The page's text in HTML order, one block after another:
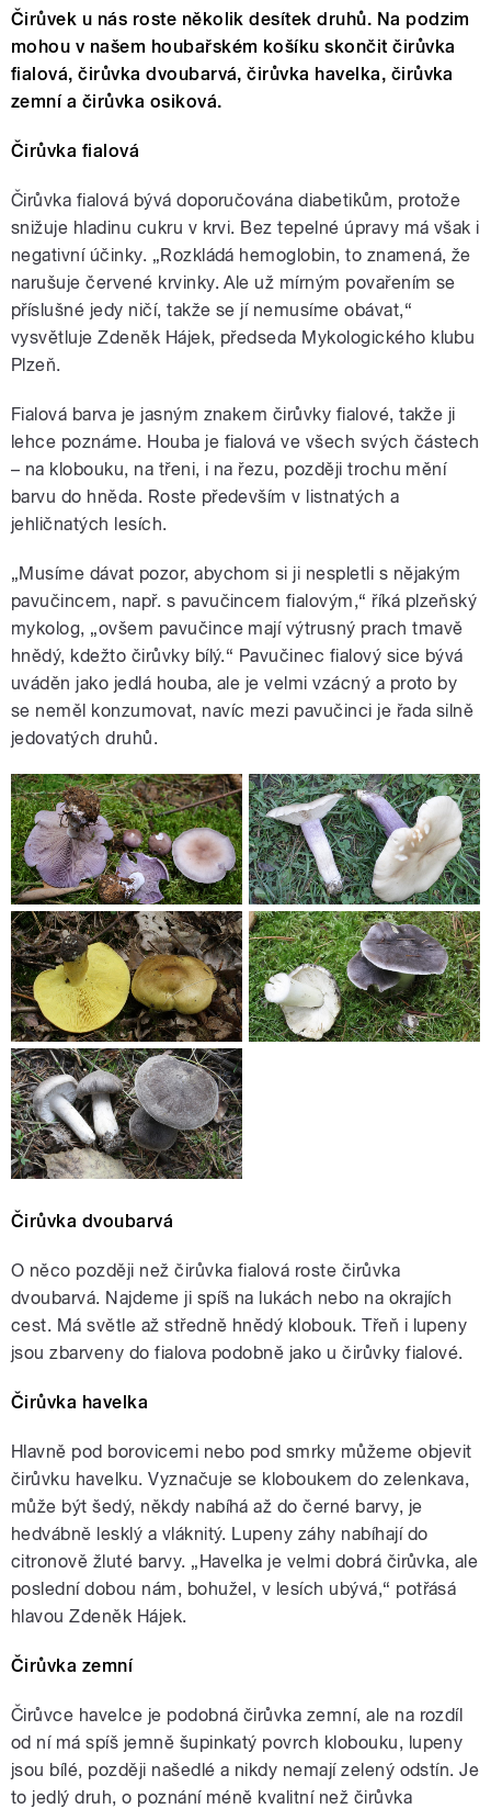
Čirůvek u nás roste několik desítek druhů. Na podzim
mohou v našem houbařském košíku skončit čirůvka
fialová, čirůvka dvoubarvá, čirůvka havelka, čirůvka
zemní a čirůvka osiková.
Čirůvka fialová
Čirůvka fialová bývá doporučována diabetikům, protože
snižuje hladinu cukru v krvi. Bez tepelné úpravy má však i
negativní účinky. „Rozkládá hemoglobin, to znamená, že
narušuje červené krvinky. Ale už mírným povařením se
příslušné jedy ničí, takže se jí nemusíme obávat,“
vysvětluje Zdeněk Hájek, předseda Mykologického klubu
Plzeň.
Fialová barva je jasným znakem čirůvky fialové, takže ji
lehce poznáme. Houba je fialová ve všech svých částech
– na klobouku, na třeni, i na řezu, později trochu mění
barvu do hněda. Roste především v listnatých a
jehličnatých lesích.
„Musíme dávat pozor, abychom si ji nespletli s nějakým
pavučincem, např. s pavučincem fialovým,“ říká plzeňský
mykolog, „ovšem pavučince mají výtrusný prach tmavě
hnědý, kdežto čirůvky bílý.“ Pavučinec fialový sice bývá
uváděn jako jedlá houba, ale je velmi vzácný a proto by
se neměl konzumovat, navíc mezi pavučinci je řada silně
jedovatých druhů.
Čirůvka dvoubarvá
O něco později než čirůvka fialová roste čirůvka
dvoubarvá. Najdeme ji spíš na lukách nebo na okrajích
cest. Má světle až středně hnědý klobouk. Třeň i lupeny
jsou zbarveny do fialova podobně jako u čirůvky fialové.
Čirůvka havelka
Hlavně pod borovicemi nebo pod smrky můžeme objevit
čirůvku havelku. Vyznačuje se kloboukem do zelenkava,
může být šedý, někdy nabíhá až do černé barvy, je
hedvábně lesklý a vláknitý. Lupeny záhy nabíhají do
citronově žluté barvy. „Havelka je velmi dobrá čirůvka, ale
poslední dobou nám, bohužel, v lesích ubývá,“ potřásá
hlavou Zdeněk Hájek.
Čirůvka zemní
Čirůvce havelce je podobná čirůvka zemní, ale na rozdíl
od ní má spíš jemně šupinkatý povrch klobouku, lupeny
jsou bílé, později našedlé a nikdy nemají zelený odstín. Je
to jedlý druh, o poznání méně kvalitní než čirůvka